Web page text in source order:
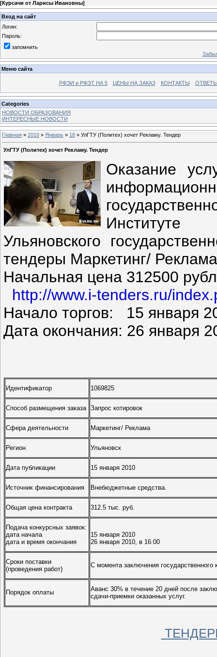
[Курсачи от Ларисы Ивановны]
Вход на сайт
Логин:
Пароль:
запомнить
Меню сайта
РФЭИ и РФЭТ НА 5 ЦЕНЫ НА ЗАКАЗ КОНТАКТЫ
Categories
НОВОСТИ ОБРАЗОВАНИЯ
ИНТЕРЕСНЫЕ НОВОСТИ
Главная » 2010 » Январь » 18 » УлГТУ (Политех) хочет Рекламу. Тендер
УлГТУ (Политех) хочет Рекламу. Тендер
Оказание
Институте
Ульяновского
тендеры Маркетинг/
Начальная цена 312500
http://www.i-tenders.ru/
Начало торгов: 15 января
Дата окончания: 26 января
Идентификатор 1069825
Способ размещения заказа Запрос котировок
Сфера деятельности Маркетинг/ Реклама
Регион Ульяновск
Дата публикации 15 января 2010
Источник финансирования Внебюджетные средства.
Общая цена контракта 312.5 тыс. руб.
Подача конкурсных заявок:
дата начала
дата и время окончания
15 января 2010
26 января 2010, в 16:00
Сроки поставки
(проведения работ)
С момента заключения государственного
Порядок оплаты
Аванс 30% в течение 20 дней после
сдачи-приемки оказанных услуг.